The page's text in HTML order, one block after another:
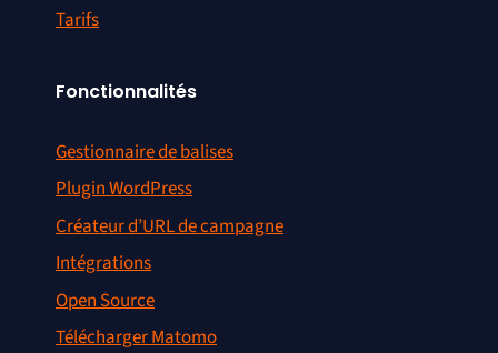
Tarifs
Fonctionnalités
Gestionnaire de balises
Plugin WordPress
Créateur d’URL de campagne
Intégrations
Open Source
Télécharger Matomo